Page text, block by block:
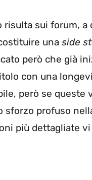
risulta sui forum,
una side
però che già
con una
però se queste
sforzo profuso
più dettagliate